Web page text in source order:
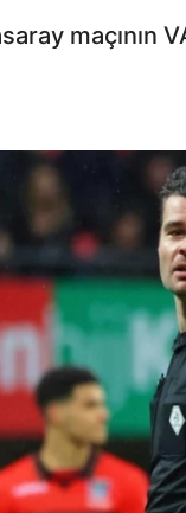
maçının